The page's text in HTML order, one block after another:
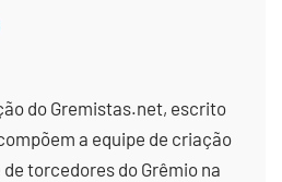
do Gremistas.net, escrito
a equipe de criação
torcedores do Grêmio na